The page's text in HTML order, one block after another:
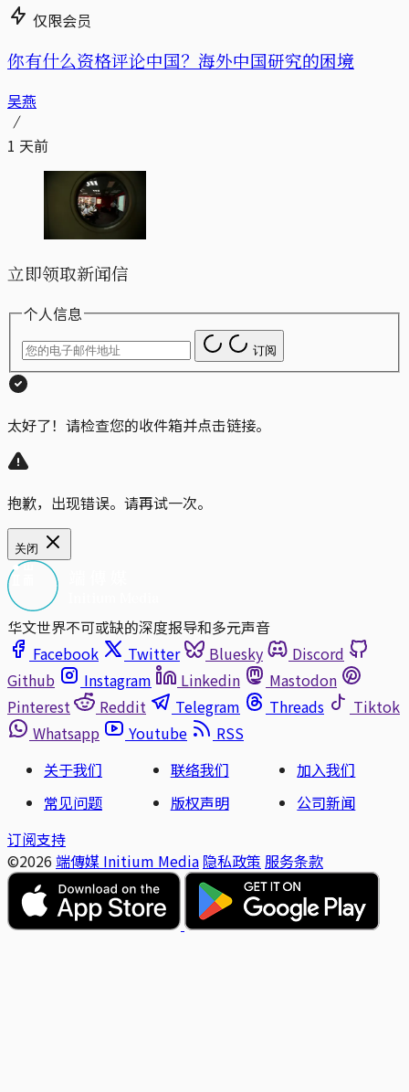
仅限会员
你有什么资格评论中国？海外中国研究的困境
吴燕
1 天前
立即领取新闻信
个人信息
订阅
太好了！请检查您的收件箱并点击链接。
抱歉，出现错误。请再试一次。
关闭
华文世界不可或缺的深度报导和多元声音
Facebook
Twitter Bluesky
Discord
Github
Instagram Linkedin
Mastodon
Pinterest
Reddit Telegram Threads
Tiktok
Whatsapp
Youtube
RSS
关于我们
联络我们
加入我们
常见问题
版权声明
公司新闻
订阅支持
©2026 端傳媒 Initium Media 隐私政策 服务条款